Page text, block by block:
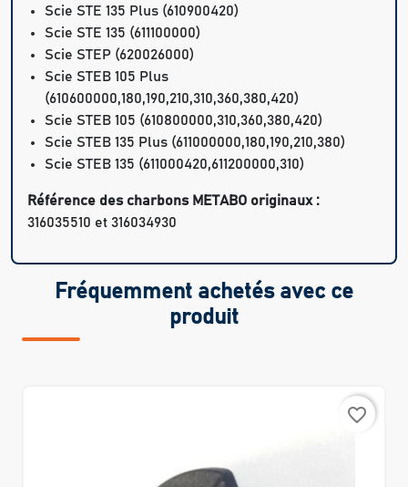
Scie STE 135 Plus (610900420)
Scie STE 135 (611100000)
Scie STEP (620026000)
Scie STEB 105 Plus
(610600000,180,190,210,310,360,380,420)
Scie STEB 105 (610800000,310,360,380,420)
Scie STEB 135 Plus (611000000,180,190,210,380)
Scie STEB 135 (611000420,611200000,310)
Référence des charbons METABO originaux :
316035510 et 316034930
Fréquemment achetés avec ce
produit
favorite_border